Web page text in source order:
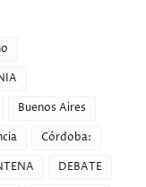
Buenos Aires
Córdoba:
DEBATE